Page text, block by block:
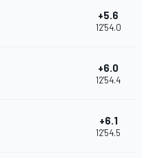
+5.6
12'54.0
+6.0
12'54.4
+6.1
12'54.5